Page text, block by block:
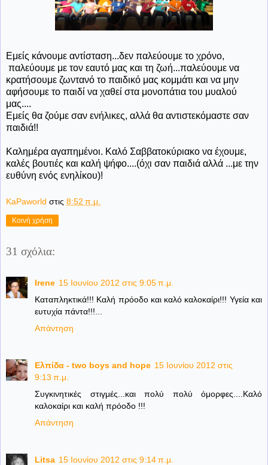
Εμείς κάνουμε αντίσταση...δεν παλεύουμε το χρόνο,
παλεύουμε με τον εαυτό μας και τη ζωή...παλεύουμε να
κρατήσουμε ζωντανό το παιδικό μας κομμάτι και να μην
αφήσουμε το παιδί να χαθεί στα μονοπάτια του μυαλού
μας....
Εμείς θα ζούμε σαν ενήλικες, αλλά θα αντιστεκόμαστε σαν
παιδιά!!
Καλημέρα αγαπημένοι. Καλό Σαββατοκύριακο να έχουμε,
καλές βουτιές και καλή ψήφο....(όχι σαν παιδιά αλλά ...με την
ευθύνη ενός ενηλίκου)!
KaPaworld στις 8:52 π.μ.
Κοινή χρήση
31 σχόλια:
Irene 15 Ιουνίου 2012 στις 9:05 π.μ.
Καταπληκτικά!!! Καλή πρόοδο και καλό καλοκαίρι!!! Υγεία και
ευτυχία πάντα!!!...
Απάντηση
Ελπίδα - two boys and hope 15 Ιουνίου 2012 στις
9:13 π.μ.
Συγκινητικές στιγμές...και πολύ πολύ όμορφες....Καλό
καλοκαίρι και καλή πρόοδο !!!
Απάντηση
Litsa 15 Ιουνίου 2012 στις 9:14 π.μ.